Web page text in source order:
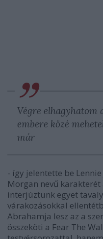
Végre elhagyhatom
embere közé
már
- így jelentette be
Morgan nevű
interjúztunk egyet
várakozásokkal
Abrahamja lesz az a
összeköti a Fear The